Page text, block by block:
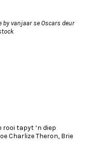
vanjaar se Oscars deur
rooi tapyt ‘n diep
Charlize Theron, Brie